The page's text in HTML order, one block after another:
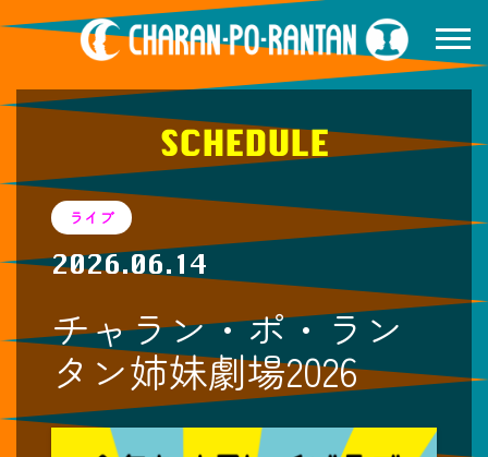
SCHEDULE
ライブ
2026.06.14
チャラン・ポ・ラン
タン姉妹劇場2026